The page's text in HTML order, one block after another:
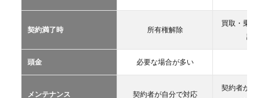
2.1
ブス
クリ
契約満了時 所有権解除
買取・乗換・
譲渡
頭金 必要な場合が多い
メンテナンス 契約者が自分で対応
契約者が自分